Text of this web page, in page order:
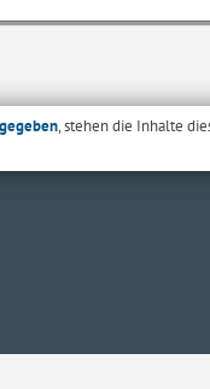
, stehen die Inhalte